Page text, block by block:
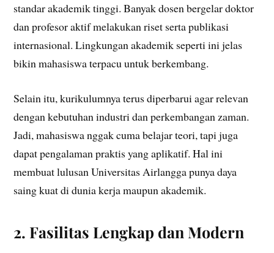
standar akademik tinggi. Banyak dosen bergelar doktor
dan profesor aktif melakukan riset serta publikasi
internasional. Lingkungan akademik seperti ini jelas
bikin mahasiswa terpacu untuk berkembang.
Selain itu, kurikulumnya terus diperbarui agar relevan
dengan kebutuhan industri dan perkembangan zaman.
Jadi, mahasiswa nggak cuma belajar teori, tapi juga
dapat pengalaman praktis yang aplikatif. Hal ini
membuat lulusan Universitas Airlangga punya daya
saing kuat di dunia kerja maupun akademik.
2. Fasilitas Lengkap dan Modern